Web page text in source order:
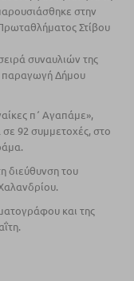
στην
Στίβου
συναυλιών της
παραγωγή Δήµου
π΄ Αγαπάµε»,
σε 92 συµµετοχές, στο
διεύθυνση του
και της